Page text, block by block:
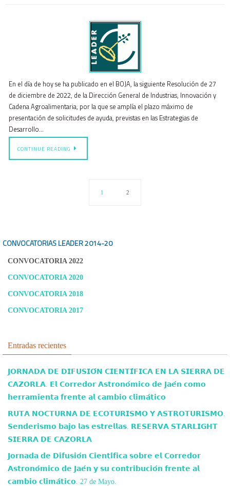
En el día de hoy se ha publicado en el BOJA, la siguiente Resolución de 27
de diciembre de 2022, de la Dirección General de Industrias, Innovación y
Cadena Agroalimentaria, por la que se amplía el plazo máximo de
presentación de solicitudes de ayuda, previstas en las Estrategias de
Desarrollo…
CONTINUE READING
1 2
CONVOCATORIAS LEADER2014-20
CONVOCATORIA 2022
CONVOCATORIA 2020
CONVOCATORIA 2018
CONVOCATORIA 2017
Entradas recientes
𝗝𝗢𝗥𝗡𝗔𝗗𝗔 𝗗𝗘 𝗗𝗜𝗙𝗨𝗦𝗜𝗢́𝗡 𝗖𝗜𝗘𝗡𝗧𝗜́𝗙𝗜𝗖𝗔 𝗘𝗡 𝗟𝗔 𝗦𝗜𝗘𝗥𝗥𝗔 𝗗𝗘
𝗖𝗔𝗭𝗢𝗥𝗟𝗔. 𝗘𝗹 𝗖𝗼𝗿𝗿𝗲𝗱𝗼𝗿 𝗔𝘀𝘁𝗿𝗼𝗻𝗼́𝗺𝗶𝗰𝗼 𝗱𝗲 𝗝𝗮𝗲́𝗻 𝗰𝗼𝗺𝗼
𝗵𝗲𝗿𝗿𝗮𝗺𝗶𝗲𝗻𝘁𝗮 𝗳𝗿𝗲𝗻𝘁𝗲 𝗮𝗹 𝗰𝗮𝗺𝗯𝗶𝗼 𝗰𝗹𝗶𝗺𝗮́𝘁𝗶𝗰𝗼
𝗥𝗨𝗧𝗔 𝗡𝗢𝗖𝗧𝗨𝗥𝗡𝗔 𝗗𝗘 𝗘𝗖𝗢𝗧𝗨𝗥𝗜𝗦𝗠𝗢 𝗬 𝗔𝗦𝗧𝗥𝗢𝗧𝗨𝗥𝗜𝗦𝗠𝗢.
𝗦𝗲𝗻𝗱𝗲𝗿𝗶𝘀𝗺𝗼 𝗯𝗮𝗷𝗼 𝗹𝗮𝘀 𝗲𝘀𝘁𝗿𝗲𝗹𝗹𝗮𝘀. 𝗥𝗘𝗦𝗘𝗥𝗩𝗔 𝗦𝗧𝗔𝗥𝗟𝗜𝗚𝗛𝗧
𝗦𝗜𝗘𝗥𝗥𝗔 𝗗𝗘 𝗖𝗔𝗭𝗢𝗥𝗟𝗔
𝗝𝗼𝗿𝗻𝗮𝗱𝗮 𝗱𝗲 𝗗𝗶𝗳𝘂𝘀𝗶𝗼́𝗻 𝗖𝗶𝗲𝗻𝘁𝗶́𝗳𝗶𝗰𝗮 𝘀𝗼𝗯𝗿𝗲 𝗲𝗹 𝗖𝗼𝗿𝗿𝗲𝗱𝗼𝗿
𝗔𝘀𝘁𝗿𝗼𝗻𝗼́𝗺𝗶𝗰𝗼 𝗱𝗲 𝗝𝗮𝗲́𝗻 𝘆 𝘀𝘂 𝗰𝗼𝗻𝘁𝗿𝗶𝗯𝘂𝗰𝗶𝗼́𝗻 𝗳𝗿𝗲𝗻𝘁𝗲 𝗮𝗹
𝗰𝗮𝗺𝗯𝗶𝗼 𝗰𝗹𝗶𝗺𝗮́𝘁𝗶𝗰𝗼. 27 de Mayo.